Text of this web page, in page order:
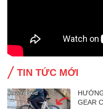
TIN TỨC MỚI
GEAR